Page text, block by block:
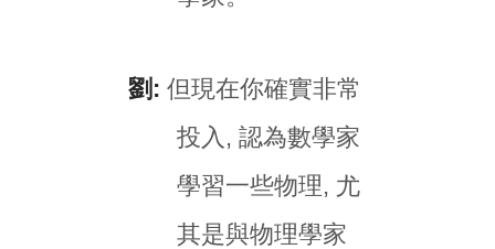
劉: 但現在你確實非常
投入, 認為數學家
學習一些物理, 尤
其是與物理學家